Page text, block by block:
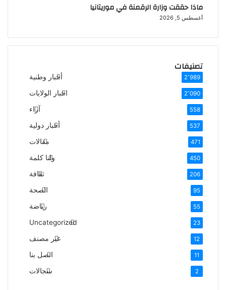
ماذا حققت وزارة الرقمنة في موريتانيا
أغسطس 5, 2026
تصنيفات
أخبار وطنية 2٬989
اخبار الولايات 2٬090
آراء 558
أخبار دولية 537
مقالات 471
ولنا كلمة 450
ثقافة 206
الصحة 95
رياضة 55
Uncategorized 23
غير مصنف 12
اتصل بنا 11
سجالات 2